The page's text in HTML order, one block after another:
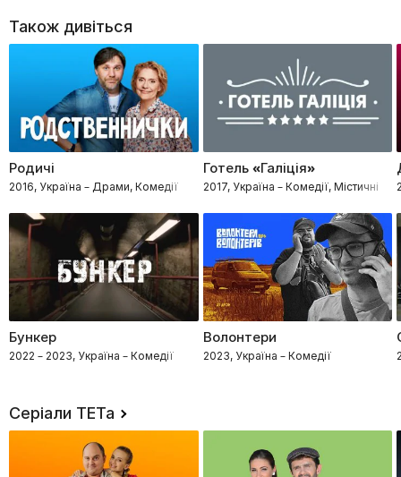
Також дивіться
Родичі
2016, Україна – Драми, Комедії
Готель «Галіція»
2017, Україна – Комедії, Містичні
Бункер
2022 – 2023, Україна – Комедії
Волонтери
2023, Україна – Комедії
Серіали ТЕТа